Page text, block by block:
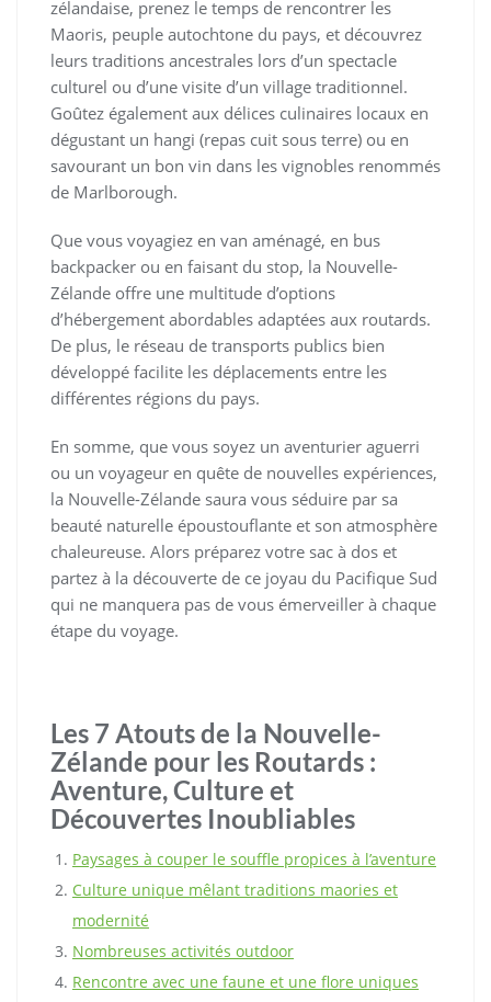
zélandaise, prenez le temps de rencontrer les
Maoris, peuple autochtone du pays, et découvrez
leurs traditions ancestrales lors d’un spectacle
culturel ou d’une visite d’un village traditionnel.
Goûtez également aux délices culinaires locaux en
dégustant un hangi (repas cuit sous terre) ou en
savourant un bon vin dans les vignobles renommés
de Marlborough.
Que vous voyagiez en van aménagé, en bus
backpacker ou en faisant du stop, la Nouvelle-
Zélande offre une multitude d’options
d’hébergement abordables adaptées aux routards.
De plus, le réseau de transports publics bien
développé facilite les déplacements entre les
différentes régions du pays.
En somme, que vous soyez un aventurier aguerri
ou un voyageur en quête de nouvelles expériences,
la Nouvelle-Zélande saura vous séduire par sa
beauté naturelle époustouflante et son atmosphère
chaleureuse. Alors préparez votre sac à dos et
partez à la découverte de ce joyau du Pacifique Sud
qui ne manquera pas de vous émerveiller à chaque
étape du voyage.
Les 7 Atouts de la Nouvelle-
Zélande pour les Routards :
Aventure, Culture et
Découvertes Inoubliables
Paysages à couper le souffle propices à l’aventure
Culture unique mêlant traditions maories et
modernité
Nombreuses activités outdoor
Rencontre avec une faune et une flore uniques